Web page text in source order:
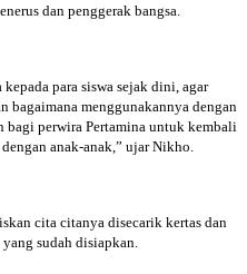
dan penggerak bangsa.
para siswa sejak dini, agar
bagaimana menggunakannya dengan
bagi perwira Pertamina untuk kembali
anak-anak,” ujar Nikho.
cita citanya disecarik kertas dan
sudah disiapkan.